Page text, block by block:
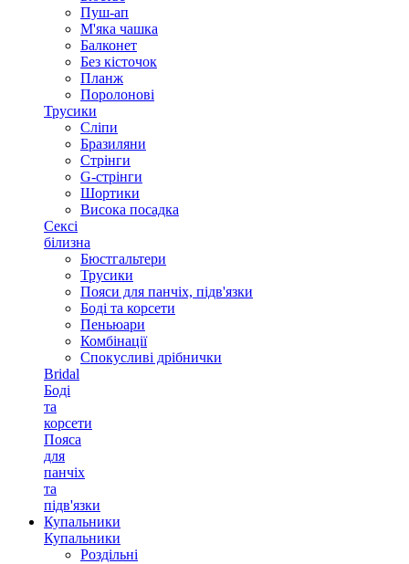
Пуш-ап
М'яка чашка
Балконет
Без кісточок
Планж
Поролонові
Трусики
Сліпи
Бразиляни
Стрінги
G-стрінги
Шортики
Висока посадка
Сексі
білизна
Бюстгальтери
Трусики
Пояси для панчіх, підв'язки
Боді та корсети
Пеньюари
Комбінації
Спокусливі дрібнички
Bridal
Боді
та
корсети
Пояса
для
панчіх
та
підв'язки
Купальники
Купальники
Роздільні